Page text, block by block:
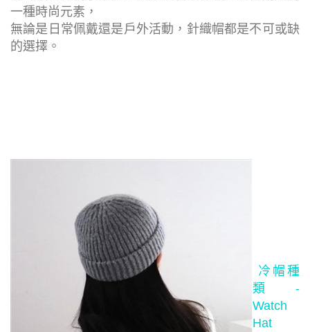
一種時尚元素，
無論是日 常佩戴還是戶外活動，針織帽都是不可或缺
的選擇。
冷帽種
類 -
Watch
Hat